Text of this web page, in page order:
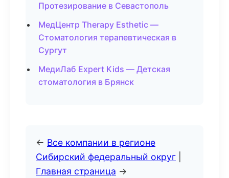
Протезирование в Севастополь
МедЦентр Therapy Esthetic —
Стоматология терапевтическая в
Сургут
МедиЛаб Expert Kids — Детская
стоматология в Брянск
← Все компании в регионе
Сибирский федеральный округ
Главная страница →